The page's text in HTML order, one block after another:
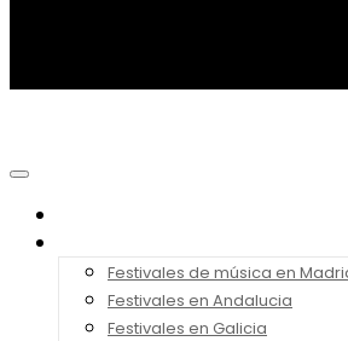
Festivales de música en
Festivales en Andalucia
Festivales en Galicia